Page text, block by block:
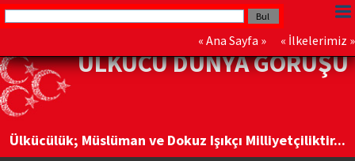
« Ana Sayfa » « İlkelerimiz »
ÜLKÜCÜ DÜNYA GÖRÜŞÜ
Ülkücülük; Müslüman ve Dokuz Işıkçı Milliyetçiliktir...